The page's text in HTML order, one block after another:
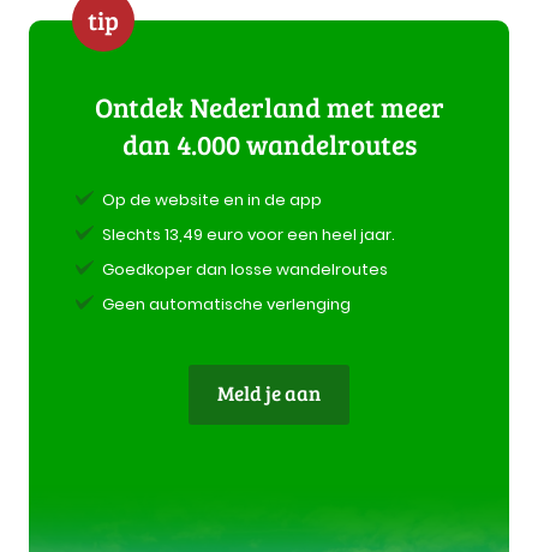
tip
Ontdek Nederland met meer
dan 4.000 wandelroutes
Op de website en in de app
Slechts 13,49 euro voor een heel jaar.
Goedkoper dan losse wandelroutes
Geen automatische verlenging
Meld je aan